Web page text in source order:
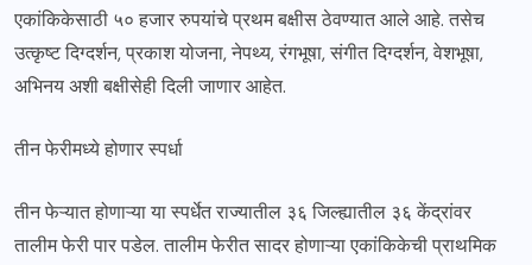
एकांकिकेसाठी ५० हजार रुपयांचे प्रथम बक्षीस ठेवण्यात आले आहे. तसेच
उत्कृष्ट दिग्दर्शन, प्रकाश योजना, नेपथ्य, रंगभूषा, संगीत दिग्दर्शन, वेशभूषा,
अभिनय अशी बक्षीसेही दिली जाणार आहेत.
तीन फेरीमध्ये होणार स्पर्धा
तीन फेऱ्यात होणाऱ्या या स्पर्धेत राज्यातील ३६ जिल्ह्यातील ३६ केंद्रांवर
तालीम फेरी पार पडेल. तालीम फेरीत सादर होणाऱ्या एकांकिकेची प्राथमिक